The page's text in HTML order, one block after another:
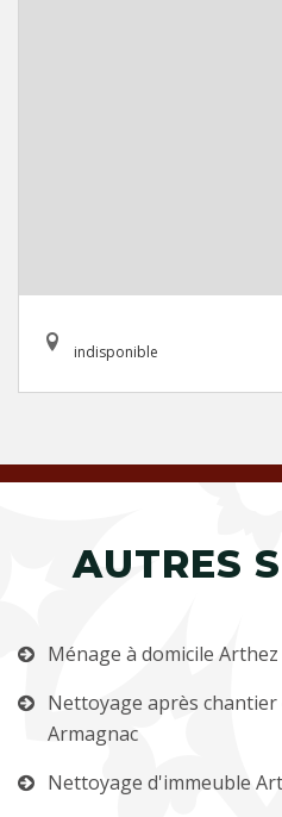
indisponible
AUTRES
Ménage à domicile
Nettoyage après
Armagnac
Nettoyage d'immeuble